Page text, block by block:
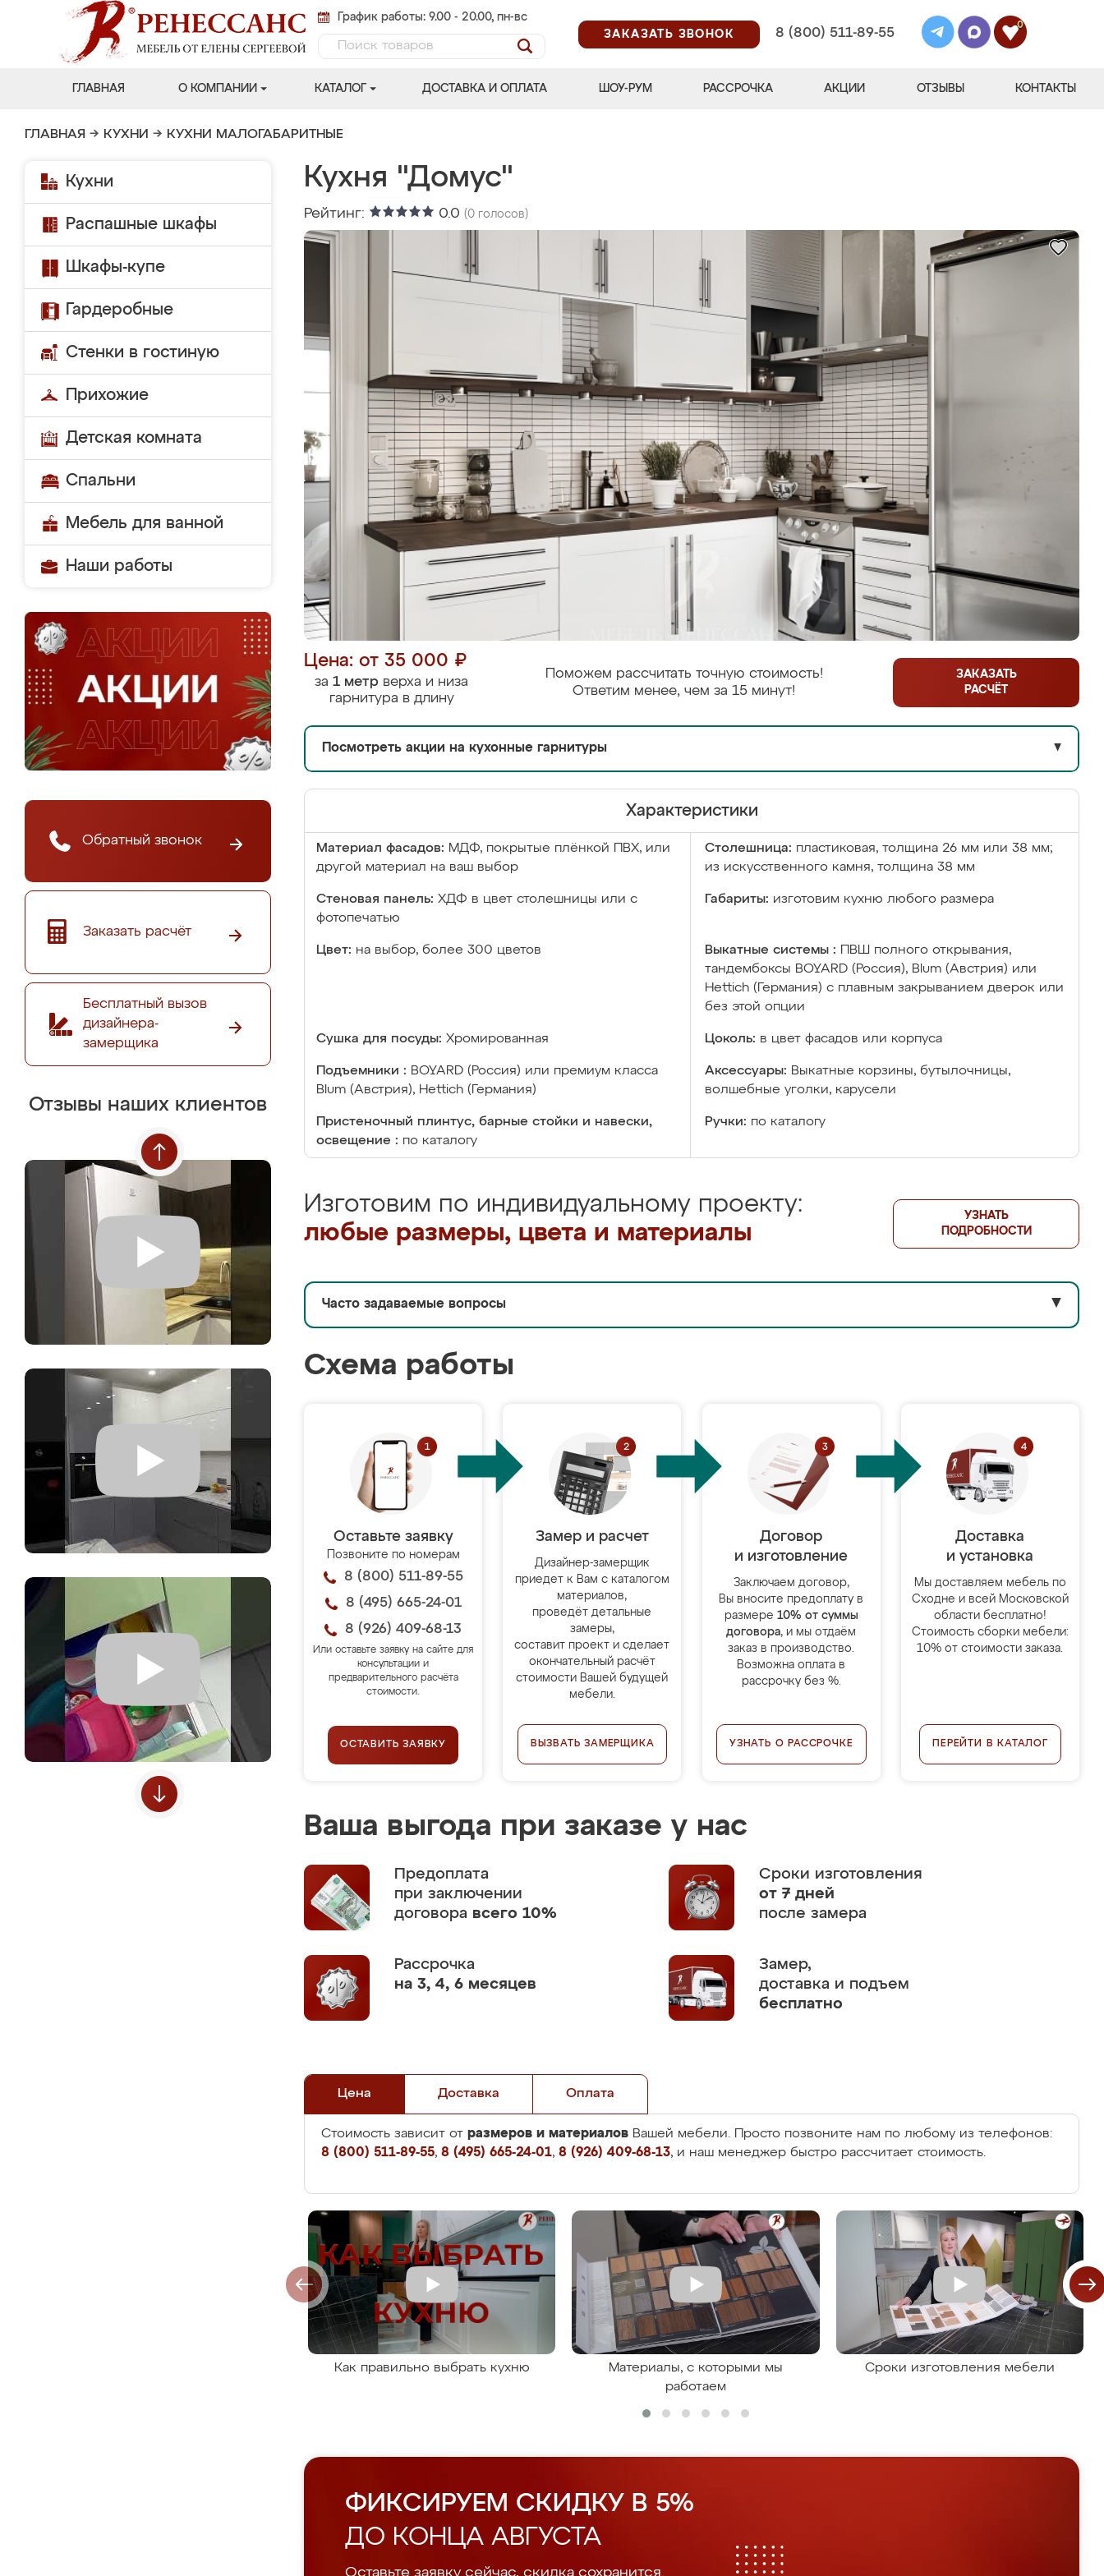
График работы: 9.00 - 20.00, пн-вс
ЗАКАЗАТЬ ЗВОНОК
8 (800) 511-89-55
0
ГЛАВНАЯ О КОМПАНИИ КАТАЛОГ ДОСТАВКА И ОПЛАТА ШОУ-РУМ РАССРОЧКА АКЦИИ ОТЗЫВЫ КОНТАКТЫ
ГЛАВНАЯ → КУХНИ → КУХНИ МАЛОГАБАРИТНЫЕ
Кухни
Распашные шкафы
Шкафы-купе
Гардеробные
Стенки в гостиную
Прихожие
Детская комната
Спальни
Мебель для ванной
Наши работы
Обратный звонок
Заказать расчёт
Бесплатный вызов
дизайнера-
замерщика
Отзывы наших клиентов
Кухня "Домус"
Рейтинг: 0.0 (0 голосов)
Цена: от 35 000 ₽
за 1 метр верха и низа
гарнитура в длину
Поможем рассчитать точную стоимость!
Ответим менее, чем за 15 минут!
ЗАКАЗАТЬ
РАСЧЁТ
Посмотреть акции на кухонные гарнитуры ▼
Характеристики
Материал фасадов: МДФ, покрытые плёнкой ПВХ, или
другой материал на ваш выбор
Столешница: пластиковая, толщина 26 мм или 38 мм;
из искусственного камня, толщина 38 мм
Стеновая панель: ХДФ в цвет столешницы или с
фотопечатью
Габариты: изготовим кухню любого размера
Цвет: на выбор, более 300 цветов Выкатные системы :
ПВШ полного открывания,
тандембоксы BOYARD (Россия), Blum (Австрия) или
Hettich (Германия) с плавным закрыванием дверок или
без этой опции
Сушка для посуды: Хромированная Цоколь: в цвет фасадов или корпуса
Подъемники : BOYARD (Россия) или премиум класса
Blum (Австрия), Hettich (Германия)
Аксессуары: Выкатные корзины, бутылочницы,
волшебные уголки, карусели
Пристеночный плинтус, барные стойки и навески,
освещение : по каталогу
Ручки: по каталогу
Изготовим по индивидуальному проекту:
любые размеры, цвета и материалы
УЗНАТЬ
ПОДРОБНОСТИ
Часто задаваемые вопросы ▼
Схема работы
Оставьте заявку
Позвоните по номерам
8 (800) 511-89-55
8 (495) 665-24-01
8 (926) 409-68-13
Или оставьте заявку на сайте для
консультации и
предварительного расчёта
стоимости.
ОСТАВИТЬ ЗАЯВКУ
Замер и расчет
Дизайнер-замерщик
приедет к Вам с каталогом
материалов,
проведёт детальные
замеры,
составит проект и сделает
окончательный расчёт
стоимости Вашей будущей
мебели.
ВЫЗВАТЬ ЗАМЕРЩИКА
Договор
и изготовление
Заключаем договор,
Вы вносите предоплату в
размере 10% от суммы
договора, и мы отдаём
заказ в производство.
Возможна оплата в
рассрочку без %.
УЗНАТЬ О РАССРОЧКЕ
Доставка
и установка
Мы доставляем мебель по
Сходне и всей Московской
области бесплатно!
Стоимость сборки мебели:
10% от стоимости заказа.
ПЕРЕЙТИ В КАТАЛОГ
Ваша выгода при заказе у нас
Предоплата
при заключении
договора всего 10%
Сроки изготовления
от 7 дней
после замера
Рассрочка
на 3, 4, 6 месяцев
Замер,
доставка и подъем
бесплатно
Цена Доставка Оплата
Стоимость зависит от размеров и материалов Вашей мебели. Просто позвоните нам по любому из телефонов:
8 (800) 511-89-55, 8 (495) 665-24-01, 8 (926) 409-68-13, и наш менеджер быстро рассчитает стоимость.
Как правильно выбрать кухню
Материалы, с которыми мы
работаем
Сроки изготовления мебели
ФИКСИРУЕМ СКИДКУ В 5%
ДО КОНЦА АВГУСТА
Оставьте заявку сейчас, скидка сохранится.